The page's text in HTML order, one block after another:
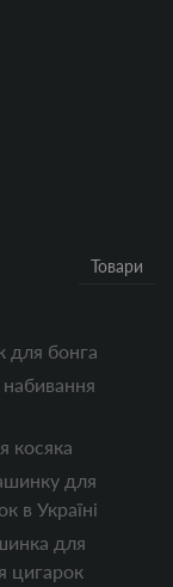
Товари
для бонга
косяка
для
в Україні
для
цигарок